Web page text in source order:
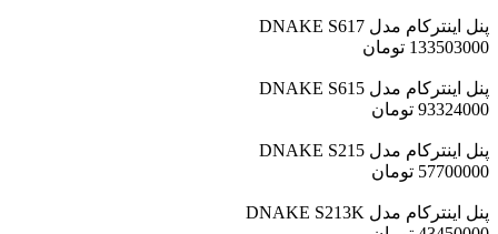
پنل اینترکام مدل DNAKE S617
133503000 تومان
پنل اینترکام مدل DNAKE S615
93324000 تومان
پنل اینترکام مدل DNAKE S215
57700000 تومان
پنل اینترکام مدل DNAKE S213K